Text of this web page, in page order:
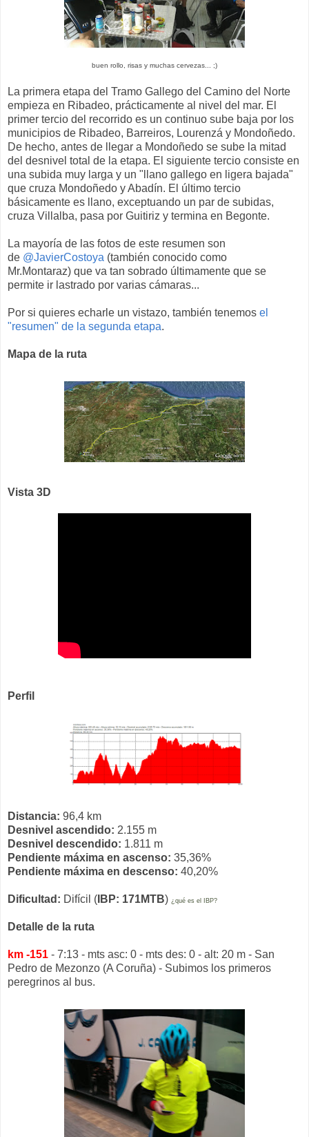
buen rollo, risas y muchas cervezas... ;)
La primera etapa del Tramo Gallego del Camino del Norte
empieza en Ribadeo, prácticamente al nivel del mar. El
primer tercio del recorrido es un continuo sube baja por los
municipios de Ribadeo, Barreiros, Lourenzá y Mondoñedo.
De hecho, antes de llegar a Mondoñedo se sube la mitad
del desnivel total de la etapa. El siguiente tercio consiste en
una subida muy larga y un "llano gallego en ligera bajada"
que cruza Mondoñedo y Abadín. El último tercio
básicamente es llano, exceptuando un par de subidas,
cruza Villalba, pasa por Guitiriz y termina en Begonte.
La mayoría de las fotos de este resumen son
de @JavierCostoya (también conocido como
Mr.Montaraz) que va tan sobrado últimamente que se
permite ir lastrado por varias cámaras...
Por si quieres echarle un vistazo, también tenemos el
"resumen" de la segunda etapa.
Mapa de la ruta
Vista 3D
Perfil
Distancia: 96,4 km
Desnivel ascendido: 2.155 m
Desnivel descendido: 1.811 m
Pendiente máxima en ascenso: 35,36%
Pendiente máxima en descenso: 40,20%
Dificultad: Difícil ( IBP: 171MTB) ¿qué es el IBP?
Detalle de la ruta
km -151 - 7:13 - mts asc: 0 - mts des: 0 - alt: 20 m - San
Pedro de Mezonzo (A Coruña) - Subimos los primeros
peregrinos al bus.